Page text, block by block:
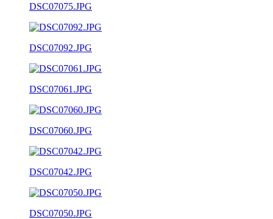
DSC07075.JPG
DSC07092.JPG
DSC07061.JPG
DSC07060.JPG
DSC07042.JPG
DSC07050.JPG